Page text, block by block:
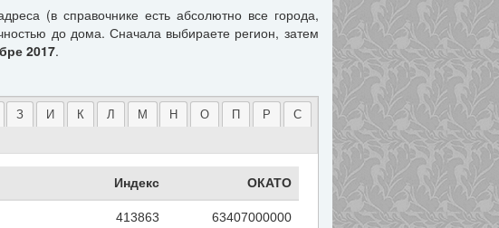
(в справочнике есть абсолютно все города,
до дома. Сначала выбираете регион, затем
2017.
З И К Л М Н О П Р
С
Индекс ОКАТО
413863 63407000000